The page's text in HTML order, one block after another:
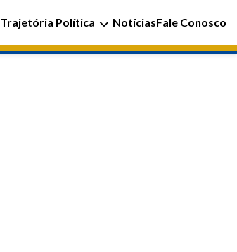
Trajetória Política NotíciasFale Conosco